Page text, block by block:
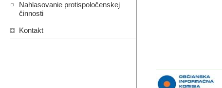
Nahlasovanie protispoločenskej
činnosti
Kontakt